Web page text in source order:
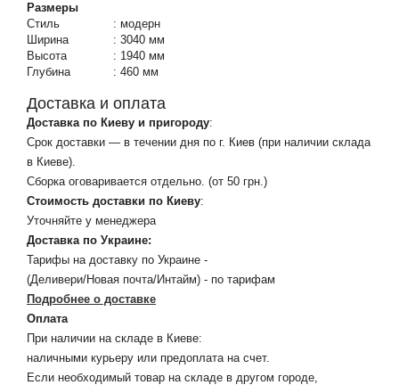
Размеры
Стиль
: модерн
Ширина
: 3040 мм
Высота
: 1940 мм
Глубина
: 460 мм
Доставка и оплата
Доставка по Киеву и пригороду:
Срок доставки — в течении дня по г. Киев (при наличии склада
в Киеве).
Сборка оговаривается отдельно. (от 50 грн.)
Стоимость доставки по Киеву:
Уточняйте у менеджера
Доставка по Украине:
Тарифы на доставку по Украине -
(Деливери/Новая почта/Интайм) - по тарифам
Подробнее о доставке
Оплата
При наличии на складе в Киеве:
наличными курьеру или предоплата на счет.
Если необходимый товар на складе в другом городе,